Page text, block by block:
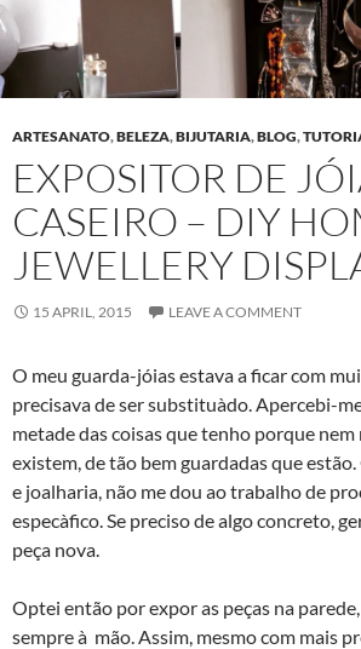
ARTESANATO,BELEZA,BIJUTARIA,BLOG,
EXPOSITOR DE
CASEIRO – DIY
JEWELLERY
15 APRIL, 2015 LEAVE A COMMENT
O meu guarda-jóias estava a ficar com
precisava de ser substituà­do. Apercebi-
metade das coisas que tenho porque
existem, de tão bem guardadas que
e joalharia, não me dou ao trabalho de
especà­fico. Se preciso de algo concreto,
peça nova.
Optei então por expor as peças na
sempre à mão. Assim, mesmo com mais